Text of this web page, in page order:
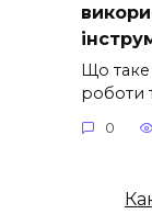
Що таке
роботи
0